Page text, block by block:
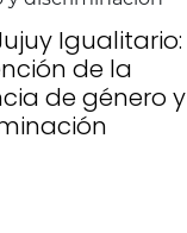
Igualitario:
de la
de género y